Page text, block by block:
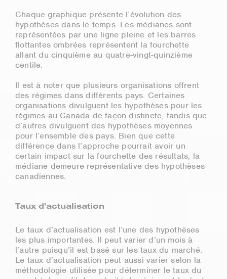
Chaque graphique présente l’évolution des
hypothèses dans le temps. Les médianes sont
représentées par une ligne pleine et les barres
flottantes ombrées représentent la fourchette
allant du cinquième au quatre-vingt-quinzième
centile.
Il est à noter que plusieurs organisations offrent
des régimes dans différents pays. Certaines
organisations divulguent les hypothèses pour les
régimes au Canada de façon distincte, tandis que
d’autres divulguent des hypothèses moyennes
pour l’ensemble des pays. Bien que cette
différence dans l’approche pourrait avoir un
certain impact sur la fourchette des résultats, la
médiane demeure représentative des hypothèses
canadiennes.
Taux d’actualisation
Le taux d’actualisation est l’une des hypothèses
les plus importantes. Il peut varier d’un mois à
l’autre puisqu’il est basé sur les taux du marché.
Le taux d’actualisation peut aussi varier selon la
méthodologie utilisée pour déterminer le taux du